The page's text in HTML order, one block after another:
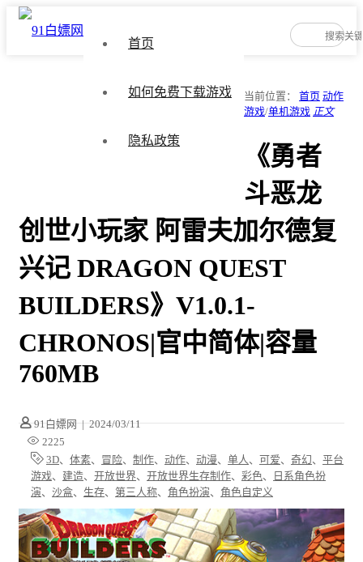
首页
如何免费下载游戏
隐私政策
当前位置： 首页 动作
游戏/单机游戏 正文
《勇者
斗恶龙
创世小玩家 阿雷夫加尔德复
兴记 DRAGON QUEST
BUILDERS》V1.0.1-
CHRONOS|官中简体|容量
760MB
91白嫖网 | 2024/03/11
2225
3D、 体素、 冒险、 制作、 动作、 动漫、 单人 、 可爱、 奇幻、 平台
游戏、 建造、 开放世界、 开放世界生存制作、 彩色、
日系角色扮
演、 沙盒、 生存、 第三人称、 角色扮演、 角色自定义